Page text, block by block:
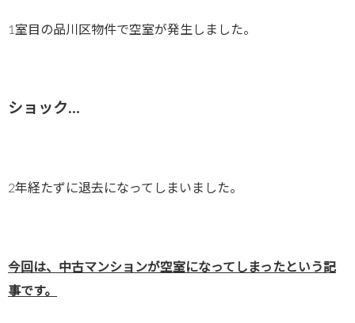
1室目の品川区物件で空室が発生しました。
ショック…
2年経たずに退去になってしまいました。
今回は、中古マンションが空室になってしまったという記
事です。